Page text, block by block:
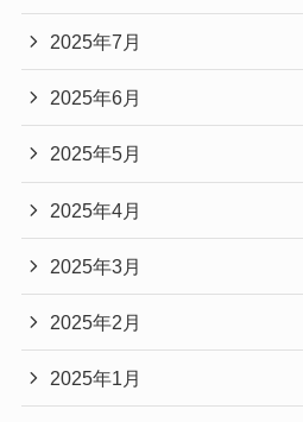
2025年7月
2025年6月
2025年5月
2025年4月
2025年3月
2025年2月
2025年1月